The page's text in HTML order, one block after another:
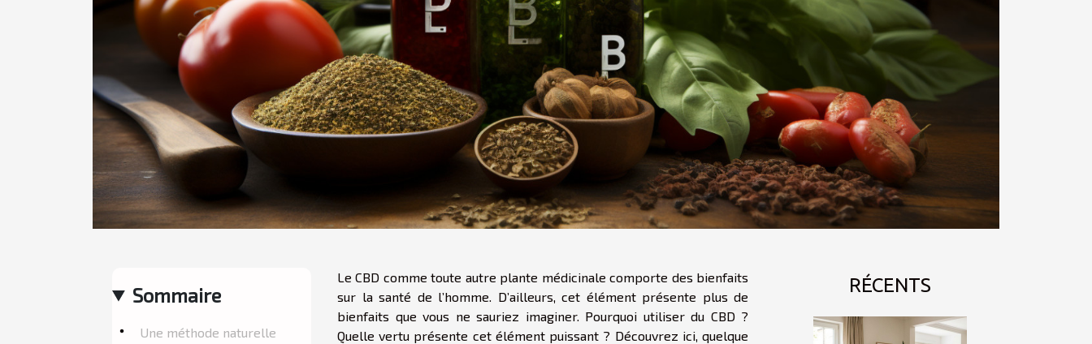
Sommaire
Une méthode naturelle
Le CBD comme toute autre plante médicinale comporte des bienfaits
sur la santé de l’homme. D’ailleurs, cet élément présente plus de
bienfaits que vous ne sauriez imaginer. Pourquoi utiliser du CBD ?
Quelle vertu présente cet élément puissant ? Découvrez ici, quelque
RÉCENTS